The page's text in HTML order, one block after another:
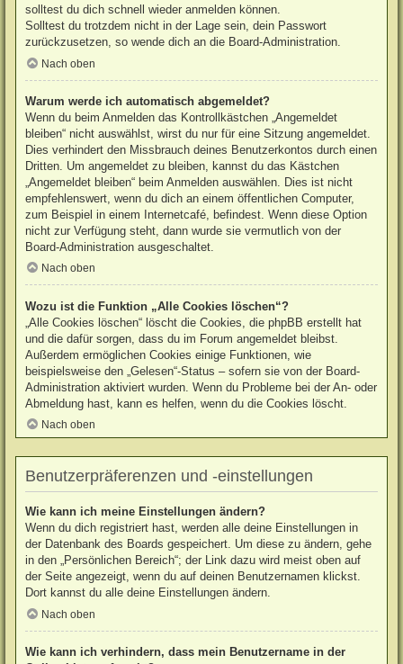
solltest du dich schnell wieder anmelden können.
Solltest du trotzdem nicht in der Lage sein, dein Passwort
zurückzusetzen, so wende dich an die Board-Administration.
Nach oben
Warum werde ich automatisch abgemeldet?
Wenn du beim Anmelden das Kontrollkästchen „Angemeldet
bleiben“ nicht auswählst, wirst du nur für eine Sitzung angemeldet.
Dies verhindert den Missbrauch deines Benutzerkontos durch einen
Dritten. Um angemeldet zu bleiben, kannst du das Kästchen
„Angemeldet bleiben“ beim Anmelden auswählen. Dies ist nicht
empfehlenswert, wenn du dich an einem öffentlichen Computer,
zum Beispiel in einem Internetcafé, befindest. Wenn diese Option
nicht zur Verfügung steht, dann wurde sie vermutlich von der
Board-Administration ausgeschaltet.
Nach oben
Wozu ist die Funktion „Alle Cookies löschen“?
„Alle Cookies löschen“ löscht die Cookies, die phpBB erstellt hat
und die dafür sorgen, dass du im Forum angemeldet bleibst.
Außerdem ermöglichen Cookies einige Funktionen, wie
beispielsweise den „Gelesen“-Status – sofern sie von der Board-
Administration aktiviert wurden. Wenn du Probleme bei der An- oder
Abmeldung hast, kann es helfen, wenn du die Cookies löscht.
Nach oben
Benutzerpräferenzen und -einstellungen
Wie kann ich meine Einstellungen ändern?
Wenn du dich registriert hast, werden alle deine Einstellungen in
der Datenbank des Boards gespeichert. Um diese zu ändern, gehe
in den „Persönlichen Bereich“; der Link dazu wird meist oben auf
der Seite angezeigt, wenn du auf deinen Benutzernamen klickst.
Dort kannst du alle deine Einstellungen ändern.
Nach oben
Wie kann ich verhindern, dass mein Benutzername in der